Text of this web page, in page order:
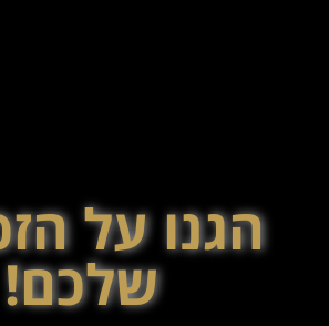
הגנו על
שלכם!